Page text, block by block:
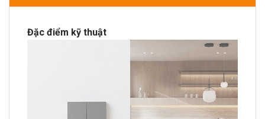
Đặc điểm kỹ thuật